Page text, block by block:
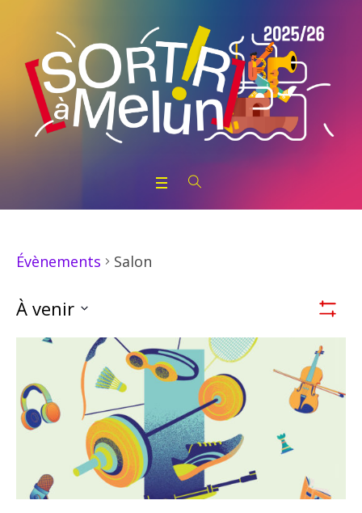
Évènements Salon
Par
À venir
Sélectionnez
List
Of
Events
In
Photo
View